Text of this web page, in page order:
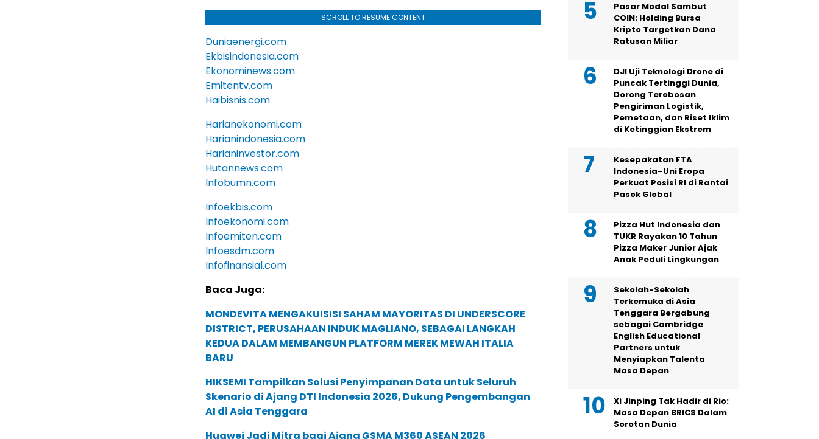
SCROLL TO RESUME CONTENT
Duniaenergi.com
Ekbisindonesia.com
Ekonominews.com
Emitentv.com
Haibisnis.com
Harianekonomi.com
Harianindonesia.com
Harianinvestor.com
Hutannews.com
Infobumn.com
Infoekbis.com
Infoekonomi.com
Infoemiten.com
Infoesdm.com
Infofinansial.com
Baca Juga:
MONDEVITA MENGAKUISISI SAHAM MAYORITAS DI UNDERSCORE
DISTRICT, PERUSAHAAN INDUK MAGLIANO, SEBAGAI LANGKAH
KEDUA DALAM MEMBANGUN PLATFORM MEREK MEWAH ITALIA
BARU
HIKSEMI Tampilkan Solusi Penyimpanan Data untuk Seluruh
Skenario di Ajang DTI Indonesia 2026, Dukung Pengembangan
AI di Asia Tenggara
Huawei Jadi Mitra bagi Ajang GSMA M360 ASEAN 2026
Pasar Modal Sambut
COIN: Holding Bursa
Kripto Targetkan Dana
Ratusan Miliar
DJI Uji Teknologi Drone di
Puncak Tertinggi Dunia,
Dorong Terobosan
Pengiriman Logistik,
Pemetaan, dan Riset Iklim
di Ketinggian Ekstrem
Kesepakatan FTA
Indonesia–Uni Eropa
Perkuat Posisi RI di Rantai
Pasok Global
Pizza Hut Indonesia dan
TUKR Rayakan 10 Tahun
Pizza Maker Junior Ajak
Anak Peduli Lingkungan
Sekolah-Sekolah
Terkemuka di Asia
Tenggara Bergabung
sebagai Cambridge
English Educational
Partners untuk
Menyiapkan Talenta
Masa Depan
Xi Jinping Tak Hadir di Rio:
Masa Depan BRICS Dalam
Sorotan Dunia